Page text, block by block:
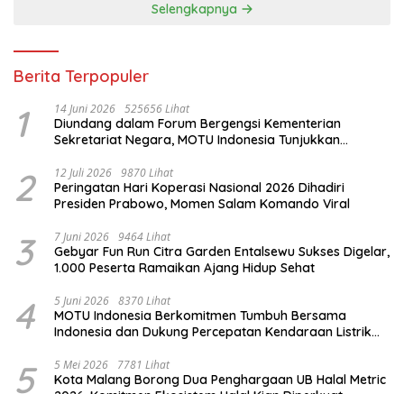
Selengkapnya
Berita Terpopuler
1 14 Juni 2026 525656 Lihat
Diundang dalam Forum Bergengsi Kementerian
Sekretariat Negara, MOTU Indonesia Tunjukkan
2 12 Juli 2026 9870 Lihat
Peringatan Hari Koperasi Nasional 2026 Dihadiri
Presiden Prabowo, Momen Salam Komando Viral
3 7 Juni 2026 9464 Lihat
Gebyar Fun Run Citra Garden Entalsewu Sukses Digelar,
1.000 Peserta Ramaikan Ajang Hidup Sehat
4 5 Juni 2026 8370 Lihat
MOTU Indonesia Berkomitmen Tumbuh Bersama
Indonesia dan Dukung Percepatan Kendaraan Listrik
5 5 Mei 2026 7781 Lihat
Kota Malang Borong Dua Penghargaan UB Halal Metric